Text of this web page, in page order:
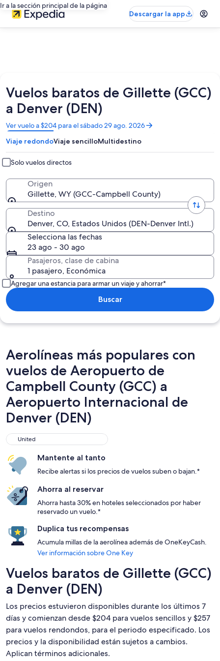
Ir a la sección principal de la página
Descargar la app
Vuelos baratos de Gillette (GCC)
a Denver (DEN)
Ver vuelo a $204 para el sábado 29 ago. 2026
Se
abrirá
en
una
nueva
ventana
Viaje redondoViaje sencilloMultidestino
Solo vuelos directos
Origen
Gillette, WY (GCC-Campbell County)
Destino
Denver, CO, Estados Unidos (DEN-Denver Intl.)
Selecciona las fechas
23 ago - 30 ago
Pasajeros, clase de cabina
1 pasajero, Económica
Agregar una estancia para armar un viaje y ahorrar*
Buscar
Aerolíneas más populares con
vuelos de Aeropuerto de
Campbell County (GCC) a
Aeropuerto Internacional de
Denver (DEN)
United
United
Mantente al tanto
Recibe alertas si los precios de vuelos suben o bajan.*
Ahorra al reservar
Ahorra hasta 30% en hoteles seleccionados por haber
reservado un vuelo.*
Duplica tus recompensas
Acumula millas de la aerolínea además de OneKeyCash.
Ver información sobre One Key
Vuelos baratos de Gillette (GCC)
a Denver (DEN)
Los precios estuvieron disponibles durante los últimos 7
días y comienzan desde $204 para vuelos sencillos y $257
para vuelos rendondos, para el periodo especificado. Los
precios y la disponibilidad están sujetos a cambios.
Aplican términos adicionales.